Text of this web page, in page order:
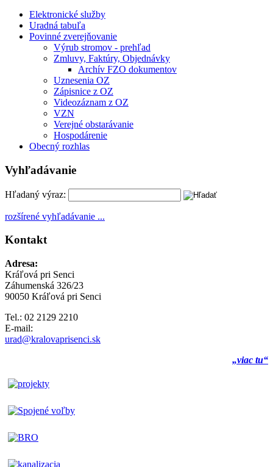
Elektronické služby
Uradná tabuľa
Povinné zverejňovanie
Výrub stromov - prehľad
Zmluvy, Faktúry, Objednávky
Archív FZO dokumentov
Uznesenia OZ
Zápisnice z OZ
Videozáznam z OZ
VZN
Verejné obstarávanie
Hospodárenie
Obecný rozhlas
Vyhľadávanie
Hľadaný výraz:
rozšírené vyhľadávanie ...
Kontakt
Adresa:
Kráľová pri Senci
Záhumenská 326/23
90050 Kráľová pri Senci
Tel.: 02 2129 2210
E-mail:
urad@kralovaprisenci.sk
„viac tu“